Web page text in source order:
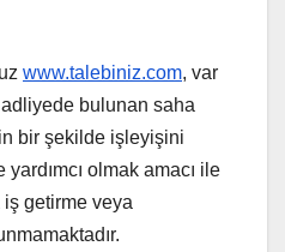
www.talebiniz.com, var
bulunan saha
bir şekilde işleyişini
olmak amacı ile
iş getirme veya